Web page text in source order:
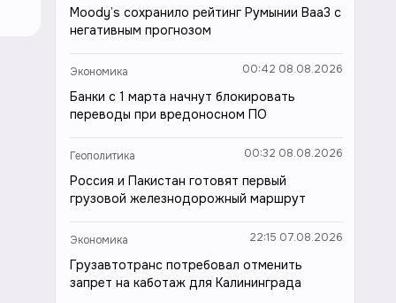
Moody’s сохранило рейтинг Румынии Baa3 с
негативным прогнозом
Экономика 00:42 08.08.2026
Банки с 1 марта начнут блокировать
переводы при вредоносном ПО
Геополитика 00:32 08.08.2026
Россия и Пакистан готовят первый
грузовой железнодорожный маршрут
Экономика 22:15 07.08.2026
Грузавтотранс потребовал отменить
запрет на каботаж для Калининграда